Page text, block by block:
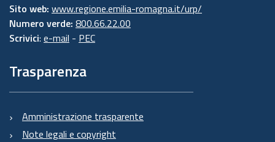
Sito web: www.regione.emilia-romagna.it/urp/
Numero verde: 800.66.22.00
Scrivici: e-mail - PEC
Trasparenza
Amministrazione trasparente
Note legali e copyright